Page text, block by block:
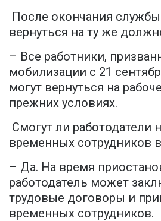
После окончания
вернуться на ту же
– Все работники,
мобилизации с 21
могут вернуться на
прежних условиях.
Смогут ли работодатели
временных сотрудников
– Да. На время
работодатель может
трудовые договоры и
временных сотрудников.